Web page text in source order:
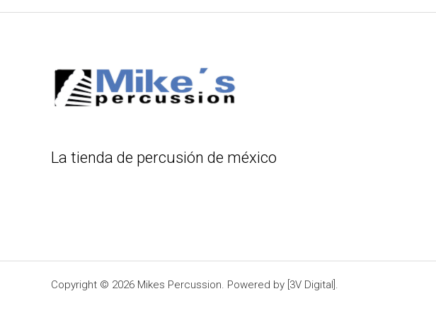
La tienda de percusión de méxico
Copyright © 2026 Mikes Percussion. Powered by [3V Digital].